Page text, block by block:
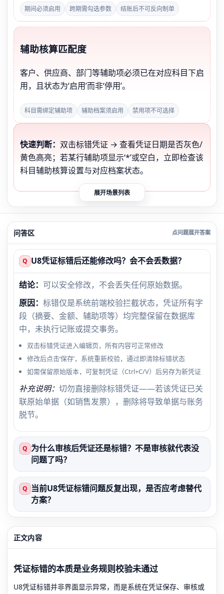
期间必须启用 跨期需勾选参数 结账后不可反向制单
辅助核算匹配度
客户、供应商、部门等辅助项必须已在对应科目下启
用，且状态为‘启用’而非‘停用’。
科目需绑定辅助项 辅助档案须启用 禁用项不可选择
快速判断： 双击标错凭证 → 查看凭证日期是否灰色/
黄色高亮；若某行辅助项显示‘*’或空白，立即检查该
科目辅助核算设置与对应档案状态。
展开场景列表
问答区
Q U8凭证标错后还能修改吗？会不会丢数据？
结论： 可以安全修改，不会丢失任何原始数据。
原因： 标错仅是系统前端校验拦截状态，凭证所有字
段（摘要、金额、辅助项等）均完整保留在数据库
中，未执行记账或提交事务。
双击标错凭证进入编辑页，所有内容可正常修改
修改后点击‘保存’，系统重新校验，通过即清除标错状态
如需保留原始版本，可复制凭证（Ctrl+C/V）后另存为新凭证
补充说明： 切勿直接删除标错凭证——若该凭证已关
联原始单据（如销售发票），删除将导致单据与账务
脱节。
Q 为什么审核后凭证还是标错？不是审核就代表没
问题了吗？
Q 当前U8凭证标错问题反复出现，是否应考虑替代
方案？
正文内容
凭证标错的本质是业务规则校验未通过
U8凭证标错并非界面显示异常，而是系统在凭证保存、审核或